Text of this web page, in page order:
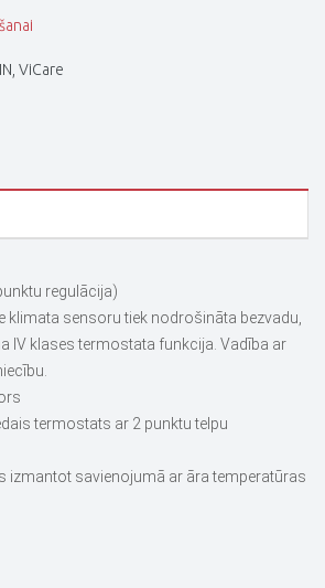
, ViCare
regulācija)
klimata sensoru tiek nodrošināta bezvadu,
IV klases termostata funkcija. Vadība ar
termostats ar 2 punktu telpu
izmantot savienojumā ar āra temperatūras